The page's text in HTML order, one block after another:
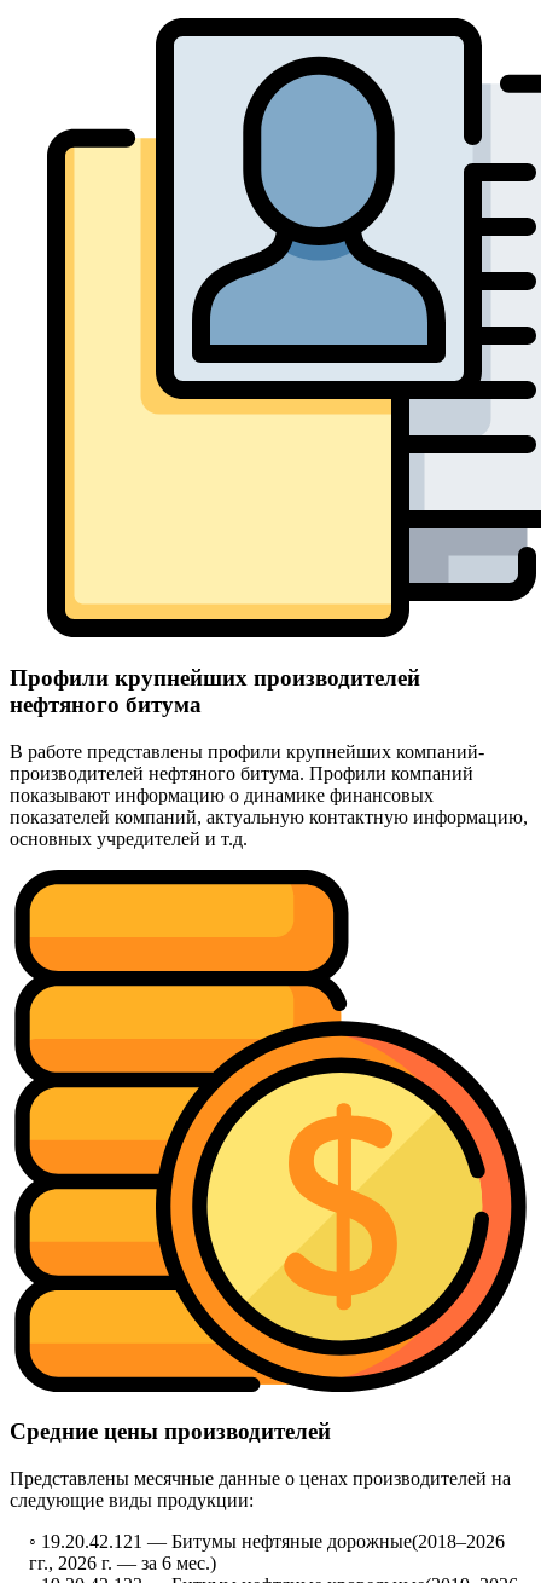
Профили крупнейших производителей
нефтяного битума
В работе представлены профили крупнейших компаний-
производителей нефтяного битума. Профили компаний
показывают информацию о динамике финансовых
показателей компаний, актуальную контактную информацию,
основных учредителей и т.д.
Средние цены производителей
Представлены месячные данные о ценах производителей на
следующие виды продукции:
◦ 19.20.42.121 — Битумы нефтяные дорожные(2018–2026
гг., 2026 г. — за 6 мес.)